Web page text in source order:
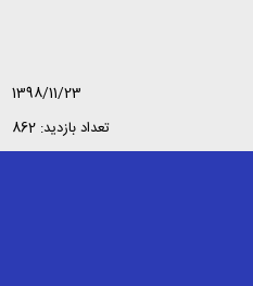
1398/11/23
تعداد بازدید: 862